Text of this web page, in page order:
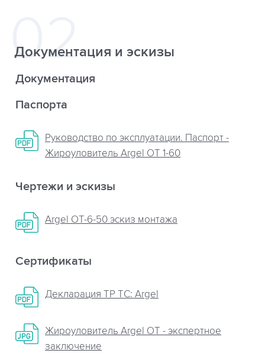
Документация и эскизы
Документация
Паспорта
Руководство по эксплуатации. Паспорт -
Жироуловитель Argel OT 1-60
Чертежи и эскизы
Argel OT-6-50 эскиз монтажа
Сертификаты
Декларация ТР ТС: Argel
Жироуловитель Argel OT - экспертное
заключение